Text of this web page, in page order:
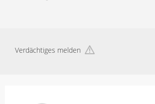
Verdächtiges melden